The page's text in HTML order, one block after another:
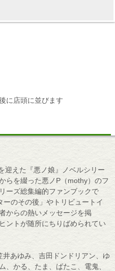
に店頭に並びます
えた『悪ノ娘』ノベルシリー
らを綴った悪ノP（mothy）のフ
ーズ総集編的ファンブックで
のその後」やトリビュートイ
からの熱いメッセージを掲
トが随所にちりばめられてい
ゆみ、吉田ドンドリアン、ゆ
、かる、たま、ばたこ、電鬼、